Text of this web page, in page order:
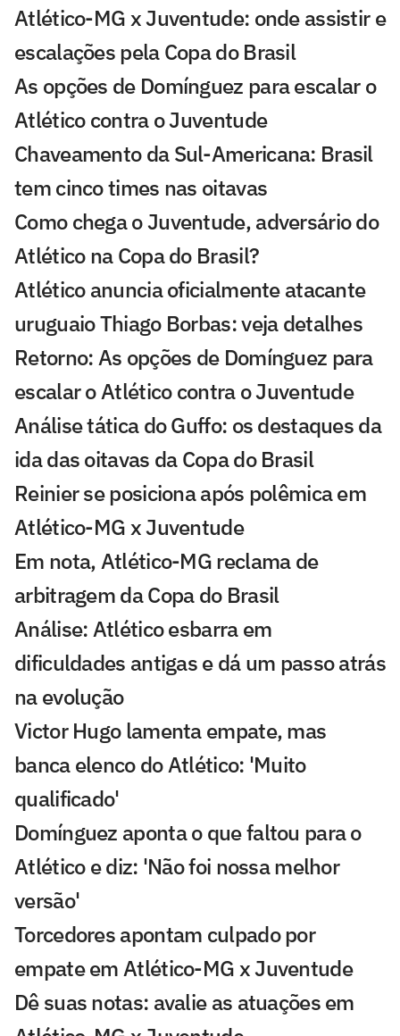
Atlético-MG x Juventude: onde assistir e
escalações pela Copa do Brasil
As opções de Domínguez para escalar o
Atlético contra o Juventude
Chaveamento da Sul-Americana: Brasil
tem cinco times nas oitavas
Como chega o Juventude, adversário do
Atlético na Copa do Brasil?
Atlético anuncia oficialmente atacante
uruguaio Thiago Borbas: veja detalhes
Retorno: As opções de Domínguez para
escalar o Atlético contra o Juventude
Análise tática do Guffo: os destaques da
ida das oitavas da Copa do Brasil
Reinier se posiciona após polêmica em
Atlético-MG x Juventude
Em nota, Atlético-MG reclama de
arbitragem da Copa do Brasil
Análise: Atlético esbarra em
dificuldades antigas e dá um passo atrás
na evolução
Victor Hugo lamenta empate, mas
banca elenco do Atlético: 'Muito
qualificado'
Domínguez aponta o que faltou para o
Atlético e diz: 'Não foi nossa melhor
versão'
Torcedores apontam culpado por
empate em Atlético-MG x Juventude
Dê suas notas: avalie as atuações em